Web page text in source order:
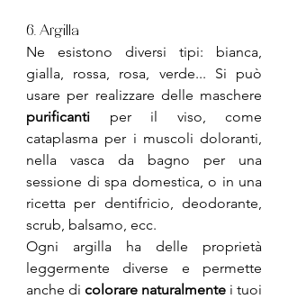
6. Argilla
Ne esistono diversi tipi: bianca,
gialla, rossa, rosa, verde... Si può
purificanti per il viso, come
cataplasma per i muscoli doloranti,
nella vasca da bagno per una
sessione di spa domestica, o in una
ricetta per dentifricio, deodorante,
scrub, balsamo, ecc.
Ogni argilla ha delle proprietà
leggermente diverse e permette
anche di colorare naturalmente i tuoi